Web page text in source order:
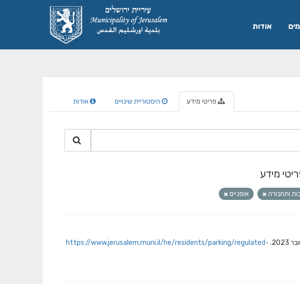
אודות
פריטי מידע היסטוריית שינויים אודות
ותחבורה אופניים
https://www.jerusalem.muni.il/he/residents/parking/regulated-